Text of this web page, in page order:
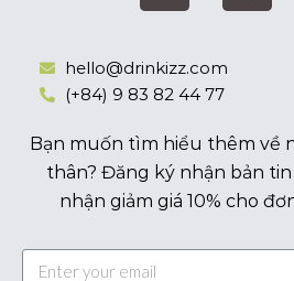
hello@drinkizz.com
(+84) 9 83 82 44 77
Bạn muốn tìm hiểu thêm về
thân? Đăng ký nhận bản
nhận giảm giá 10% cho